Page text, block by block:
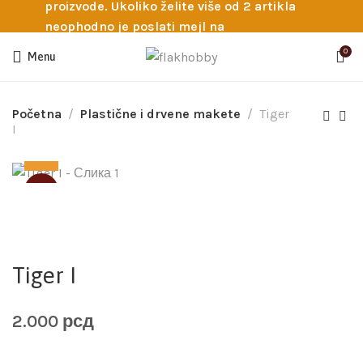
proizvode. Ukoliko želite više od 2 artikla
neophodno je poslati mejl na
info@flakhobby.com sa preciznim šiframa
proizvoda. Svakako nas možete pozvati
potrebna pomoć oko odabira.
Menu 0
Početna Plastične i drvene makete
Tiger
I
Tiger I
2.000 рсд